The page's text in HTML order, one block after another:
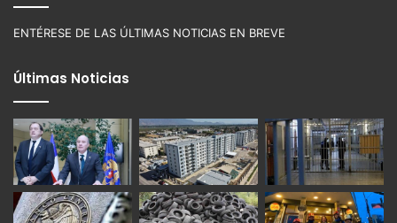
ENTÉRESE DE LAS ÚLTIMAS NOTICIAS EN BREVE
Últimas Noticias